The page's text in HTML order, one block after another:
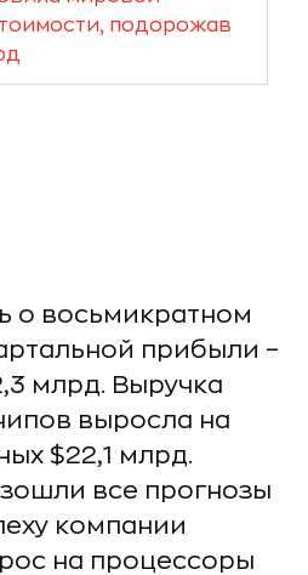
подорожав
о восьмикратном
прибыли –
млрд. Выручка
выросла на
$22,1 млрд.
все прогнозы
компании
на процессоры